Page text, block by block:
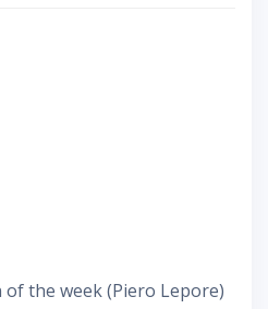
of the week (Piero Lepore)